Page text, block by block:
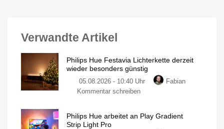
Verwandte Artikel
Philips Hue Festavia Lichterkette derzeit
wieder besonders günstig
05.08.2026 - 10:40 Uhr
Fabian
Kommentar schreiben
Philips Hue arbeitet an Play Gradient
Strip Light Pro